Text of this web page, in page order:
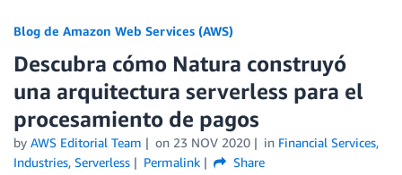
Inicio
Ediciones
Blog de Amazon Web Services (AWS)
Descubra cómo Natura construyó
una arquitectura serverless para el
procesamiento de pagos
by AWS Editorial Team on 23 NOV 2020 in Financial Services,
Industries, Serverless Permalink Share